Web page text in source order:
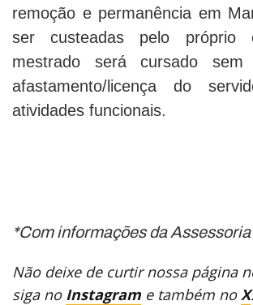
remoção e permanência em
ser custeadas pelo próprio
mestrado será cursado
afastamento/licença do
atividades funcionais.
*Com informações da Assessoria
Não deixe de curtir nossa página
siga no Instagram e também noX.